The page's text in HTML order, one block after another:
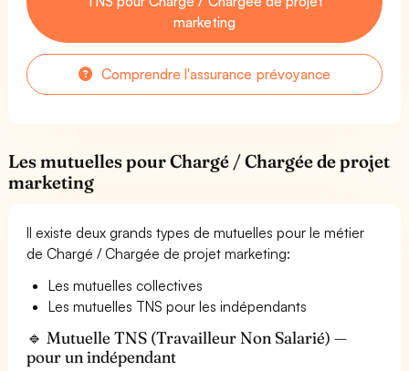
marketing
Comprendre l'assurance prévoyance
Les mutuelles pour Chargé / Chargée de projet
marketing
Il existe deux grands types de mutuelles pour le métier
de Chargé / Chargée de projet marketing:
Les mutuelles collectives
Les mutuelles TNS pour les indépendants
🔹 Mutuelle TNS (Travailleur Non Salarié) —
pour un indépendant